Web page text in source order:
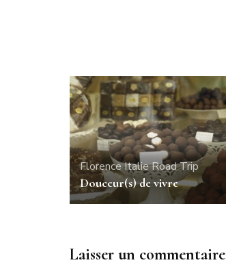
FlorenceItalieRoad Trip
Douceur(s) de vivre
Laisser un commentaire